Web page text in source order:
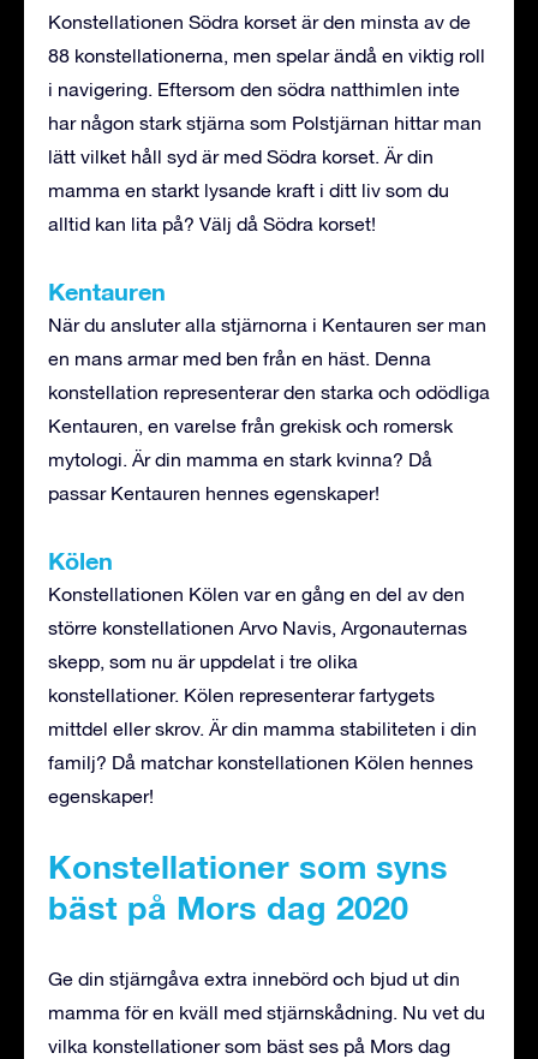
Konstellationen Södra korset är den minsta av de
88 konstellationerna, men spelar ändå en viktig roll
i navigering. Eftersom den södra natthimlen inte
har någon stark stjärna som Polstjärnan hittar man
lätt vilket håll syd är med Södra korset. Är din
mamma en starkt lysande kraft i ditt liv som du
alltid kan lita på? Välj då Södra korset!
Kentauren
När du ansluter alla stjärnorna i Kentauren ser man
en mans armar med ben från en häst. Denna
konstellation representerar den starka och odödliga
Kentauren, en varelse från grekisk och romersk
mytologi. Är din mamma en stark kvinna? Då
passar Kentauren hennes egenskaper!
Kölen
Konstellationen Kölen var en gång en del av den
större konstellationen Arvo Navis, Argonauternas
skepp, som nu är uppdelat i tre olika
konstellationer. Kölen representerar fartygets
mittdel eller skrov. Är din mamma stabiliteten i din
familj? Då matchar konstellationen Kölen hennes
egenskaper!
Konstellationer som syns
bäst på Mors dag 2020
Ge din stjärngåva extra innebörd och bjud ut din
mamma för en kväll med stjärnskådning. Nu vet du
vilka konstellationer som bäst ses på Mors dag